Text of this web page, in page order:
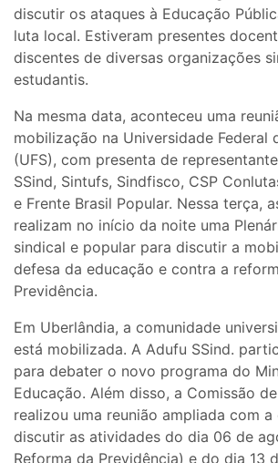
discutir os ataques à Educação
luta local. Estiveram presentes
discentes de diversas organizações
estudantis.
Na mesma data, aconteceu uma
mobilização na Universidade Federal
(UFS), com presenta de
SSind, Sintufs, Sindfisco, CSP
e Frente Brasil Popular. Nessa terça,
realizam no início da noite uma
sindical e popular para discutir a
defesa da educação e contra a
Previdência.
Em Uberlândia, a comunidade
está mobilizada. A Adufu SSind.
para debater o novo programa do
Educação. Além disso, a Comissão
realizou uma reunião ampliada com
discutir as atividades do dia 06 de
Reforma da Previdência) e do dia 13